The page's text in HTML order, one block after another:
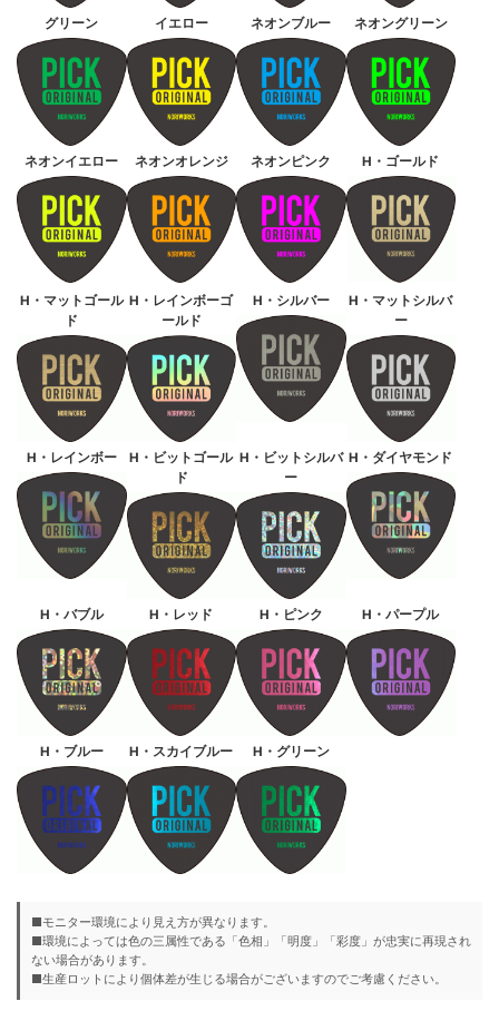
グリーン イエロー ネオンブルー ネオングリーン
ネオンイエロー ネオンオレンジ ネオンピンク H・ゴールド
H・マットゴール
ド
H・レインボーゴ
ールド
H・シルバー
H・マットシルバ
ー
H・レインボー
H・ビットゴール
ド
H・ビットシルバ
ー
H・ダイヤモンド
H・バブル H・レッド H・ピンク H・パープル
H・ブルー H・スカイブルー H・グリーン
■モニター環境により見え方が異なります。
■環境によっては色の三属性である「色相」「明度」「彩度」が忠実に再現され
ない場合があります。
■生産ロットにより個体差が生じる場合がございますのでご考慮ください。